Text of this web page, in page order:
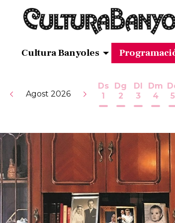
Cultura Banyoles
Agost 2026
Ds
1
Dissabte 1
Dg
2
Diumenge
Dl
3
Dilluns
Dm
4
5